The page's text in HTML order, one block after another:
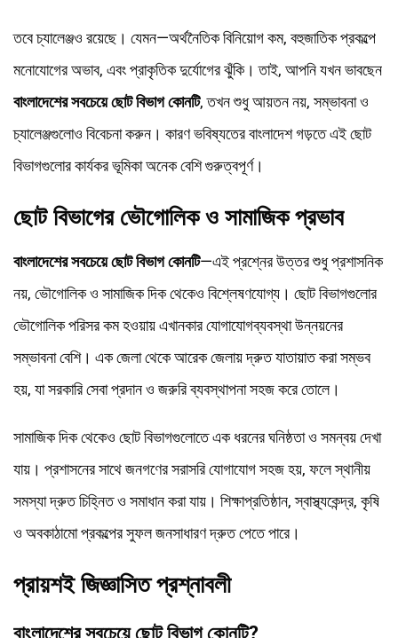
তবে চ্যালেঞ্জও রয়েছে। যেমন—অর্থনৈতিক বিনিয়োগ কম, বহুজাতিক প্রকল্পে
মনোযোগের অভাব, এবং প্রাকৃতিক দুর্যোগের ঝুঁকি। তাই, আপনি যখন ভাবছেন
বাংলাদেশের সবচেয়ে ছোট বিভাগ কোনটি, তখন শুধু আয়তন নয়, সম্ভাবনা ও
চ্যালেঞ্জগুলোও বিবেচনা করুন। কারণ ভবিষ্যতের বাংলাদেশ গড়তে এই ছোট
বিভাগগুলোর কার্যকর ভূমিকা অনেক বেশি গুরুত্বপূর্ণ।
ছোট বিভাগের ভৌগোলিক ও সামাজিক প্রভাব
বাংলাদেশের সবচেয়ে ছোট বিভাগ কোনটি—এই প্রশ্নের উত্তর শুধু প্রশাসনিক
নয়, ভৌগোলিক ও সামাজিক দিক থেকেও বিশ্লেষণযোগ্য। ছোট বিভাগগুলোর
ভৌগোলিক পরিসর কম হওয়ায় এখানকার যোগাযোগব্যবস্থা উন্নয়নের
সম্ভাবনা বেশি। এক জেলা থেকে আরেক জেলায় দ্রুত যাতায়াত করা সম্ভব
হয়, যা সরকারি সেবা প্রদান ও জরুরি ব্যবস্থাপনা সহজ করে তোলে।
সামাজিক দিক থেকেও ছোট বিভাগগুলোতে এক ধরনের ঘনিষ্ঠতা ও সমন্বয় দেখা
যায়। প্রশাসনের সাথে জনগণের সরাসরি যোগাযোগ সহজ হয়, ফলে স্থানীয়
সমস্যা দ্রুত চিহ্নিত ও সমাধান করা যায়। শিক্ষাপ্রতিষ্ঠান, স্বাস্থ্যকেন্দ্র, কৃষি
ও অবকাঠামো প্রকল্পের সুফল জনসাধারণ দ্রুত পেতে পারে।
প্রায়শই জিজ্ঞাসিত প্রশ্নাবলী
বাংলাদেশের সবচেয়ে ছোট বিভাগ কোনটি?